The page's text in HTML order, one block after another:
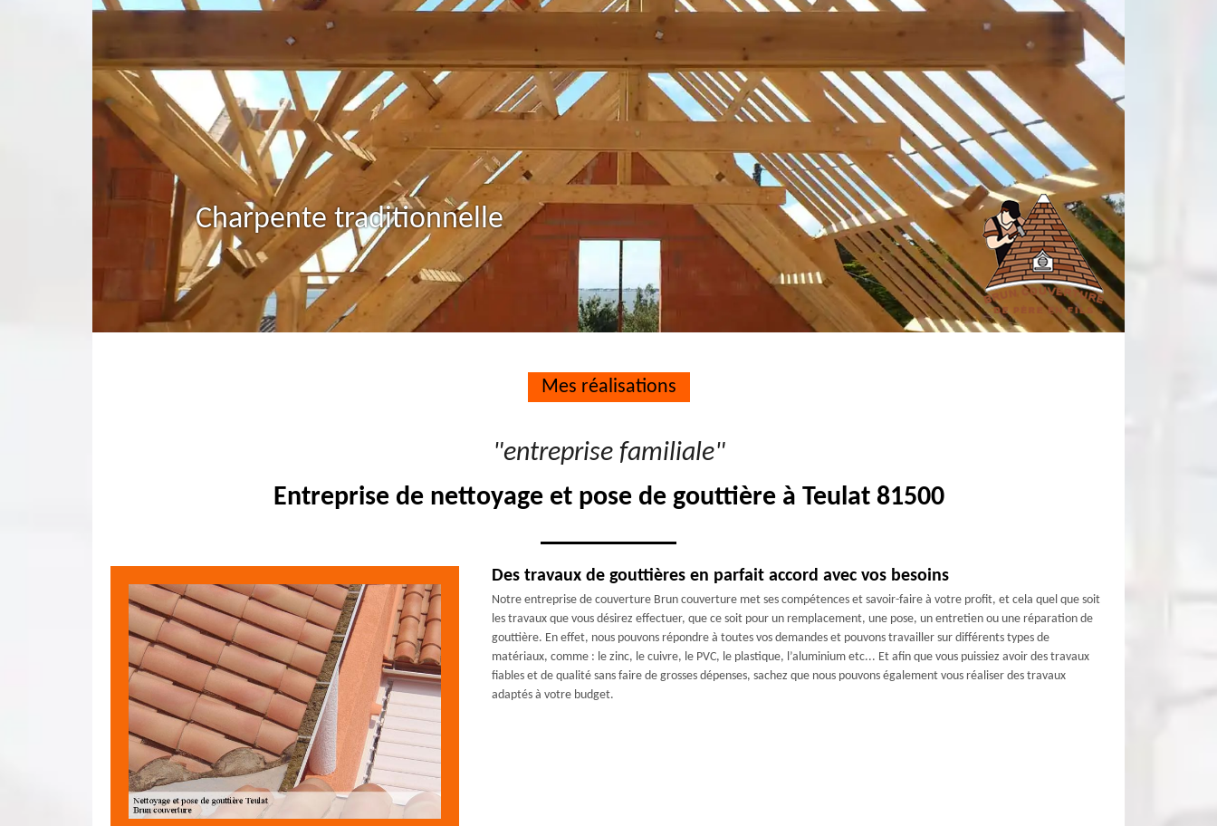
Charpente traditionnelle
Mes réalisations
"entreprise familiale"
Entreprise de nettoyage et pose de gouttière à Teulat 81500
Des travaux de gouttières en parfait accord avec vos besoins
Notre entreprise de couverture Brun couverture met ses compétences et savoir-faire à votre profit, et cela quel que soit
les travaux que vous désirez effectuer, que ce soit pour un remplacement, une pose, un entretien ou une réparation de
gouttière. En effet, nous pouvons répondre à toutes vos demandes et pouvons travailler sur différents types de
matériaux, comme : le zinc, le cuivre, le PVC, le plastique, l’aluminium etc... Et afin que vous puissiez avoir des travaux
fiables et de qualité sans faire de grosses dépenses, sachez que nous pouvons également vous réaliser des travaux
adaptés à votre budget.